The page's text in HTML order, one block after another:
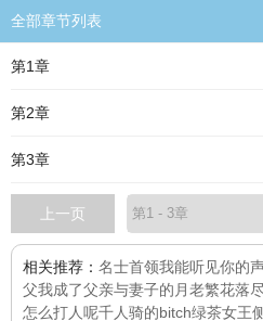
全部章节列表
第1章
第2章
第3章
上一页
相关推荐： 名士首领我能听见你的
父我成了父亲与妻子的月老繁花落尽
怎么打人呢千人骑的bitch绿茶女王